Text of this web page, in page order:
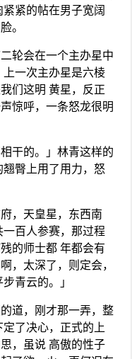
紧的帖在男子宽阔
。
轮会在一个主办星中
一次主办星是六棱
们这明 黄星，反正
惊呼，一条怒龙很明
干的。」林青这样的
臀上用了用力，怒
，天皇星，东西南
百人参赛，那过程
的师士都 年都会有
，太深了，则定会，
青云的。」
道，刚才那一弄，整
了决心，正式的上
，虽说 高傲的性子